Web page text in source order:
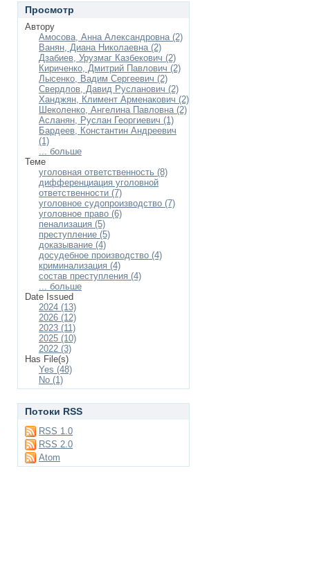
Просмотр
Автору
Амосова, Анна Александровна (2)
Ванян, Диана Николаевна (2)
Дзабиев, Урузмаг Казбекович (2)
Кириченко, Дмитрий Павлович (2)
Лысенко, Вадим Сергеевич (2)
Свердлов, Давид Русланович (2)
Ханджян, Климент Арменакович (2)
Шеколенко, Ангелина Павловна (2)
Асланян, Руслан Георгиевич (1)
Бардеев, Константин Андреевич
(1)
... больше
Теме
уголовная ответственность (8)
дифференциация уголовной
ответственности (7)
уголовное судопроизводство (7)
уголовное право (6)
пенализация (5)
преступление (5)
доказывание (4)
досудебное производство (4)
криминализация (4)
состав преступления (4)
... больше
Date Issued
2024 (13)
2026 (12)
2023 (11)
2025 (10)
2022 (3)
Has File(s)
Yes (48)
No (1)
Потоки RSS
RSS 1.0
RSS 2.0
Atom